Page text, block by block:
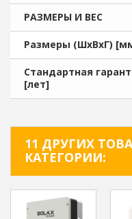
РАЗМЕРЫ И ВЕС
Размеры (ШхВхГ)
Стандартная
[лет]
11 ДРУГИХ
КАТЕГОРИИ: